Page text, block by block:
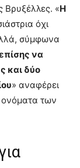
Βρυξέλλες. «Η
όχι
σύμφωνα
να
και δύο
» αναφέρει
των